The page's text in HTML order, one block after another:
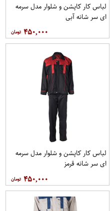
لباس کار کاپشن و شلوار مدل سرمه
ای سر شانه آبی
۴۵۰,۰۰۰
لباس کار کاپشن و شلوار مدل سرمه
ای سر شانه قرمز
۴۵۰,۰۰۰